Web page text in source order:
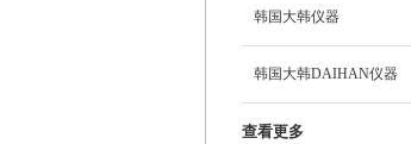
韩国大韩仪器
韩国大韩DAIHAN仪器
查看更多